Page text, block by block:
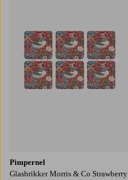
Pimpernel
Glasbrikker Morris & Co Strawberry